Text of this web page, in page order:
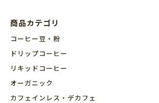
商品カテゴリ
コーヒー豆・粉
ドリップコーヒー
リキッドコーヒー
オーガニック
カフェインレス・デカフェ